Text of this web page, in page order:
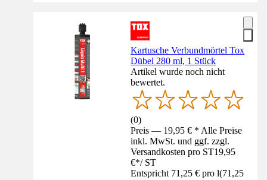
Kartusche Verbundmörtel Tox
Dübel 280 ml, 1 Stück
Artikel wurde noch nicht
bewertet.
(0)
Preis — 19,95 € * Alle Preise
inkl. MwSt. und ggf. zzgl.
Versandkosten pro ST19,95
€*/ ST
Entspricht 71,25 € pro l(71,25